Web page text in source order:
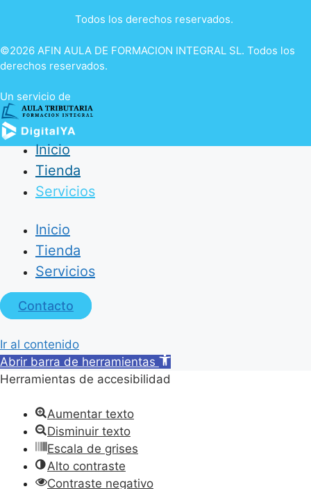
Todos los derechos reservados.
©2026 AFIN AULA DE FORMACION INTEGRAL SL. Todos los
derechos reservados.
Un servicio de
Inicio
Tienda
Servicios
Inicio
Tienda
Servicios
Contacto
Ir al contenido
Abrir barra de herramientas
Herramientas de accesibilidad
Aumentar texto
Disminuir texto
Escala de grises
Alto contraste
Contraste negativo